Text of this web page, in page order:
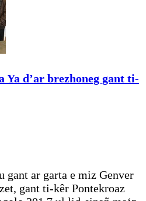
d’ar brezhoneg gant ti-
gant ar garta e miz Genver
gant ti-kêr Pontekroaz